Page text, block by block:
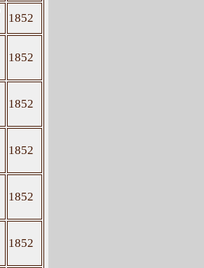
1852
1852
1852
1852
1852
1852